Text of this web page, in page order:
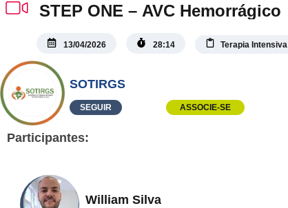
STEP ONE – AVC Hemorrágico
13/04/2026 28:14 Terapia Intensiva
SOTIRGS
SEGUIR ASSOCIE-SE
Participantes:
William Silva